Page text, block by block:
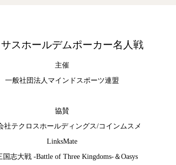
スホールデムポーカー名人戦
主催
一般社団法人マインドスポーツ連盟
協賛
社テクロスホールディングス/コインムスメ
LinksMate
国志大戦 -Battle of Three Kingdoms-＆ Oasys